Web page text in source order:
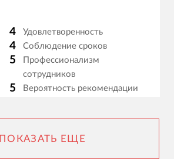
4 Удовлетворенность
4 Соблюдение сроков
5
Профессионализм
сотрудников
5 Вероятность рекомендации
ПОКАЗАТЬ ЕЩЕ